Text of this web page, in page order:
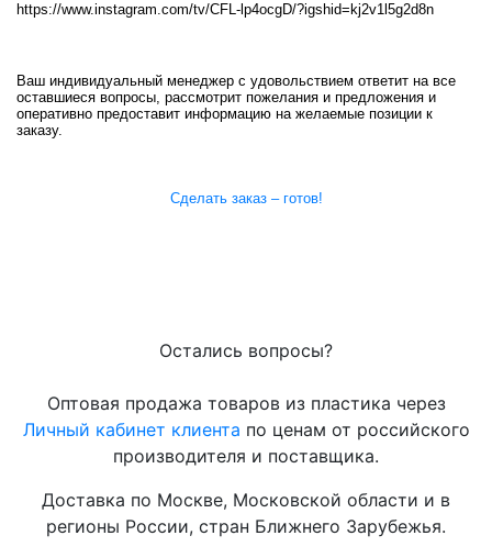
https://www.instagram.com/tv/CFL-lp4ocgD/?igshid=kj2v1l5g2d8n
Ваш индивидуальный менеджер с удовольствием ответит на все
оставшиеся вопросы, рассмотрит пожелания и предложения и
оперативно предоставит информацию на желаемые позиции к
заказу.
Сделать заказ – готов!
Остались вопросы?
Оптовая продажа товаров из пластика через
Личный кабинет клиента по ценам от российского
производителя и поставщика.
Доставка по Москве, Московской области и в
регионы России, стран Ближнего Зарубежья.